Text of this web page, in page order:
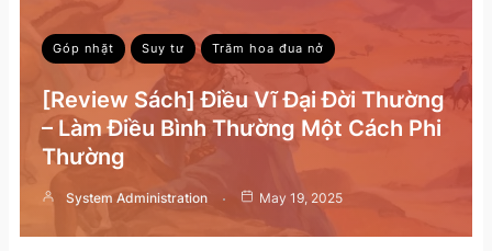
Góp nhặt Suy tư Trăm hoa đua nở
[Review Sách] Điều Vĩ Đại Đời Thường
– Làm Điều Bình Thường Một Cách Phi
Thường
System Administration May 19, 2025